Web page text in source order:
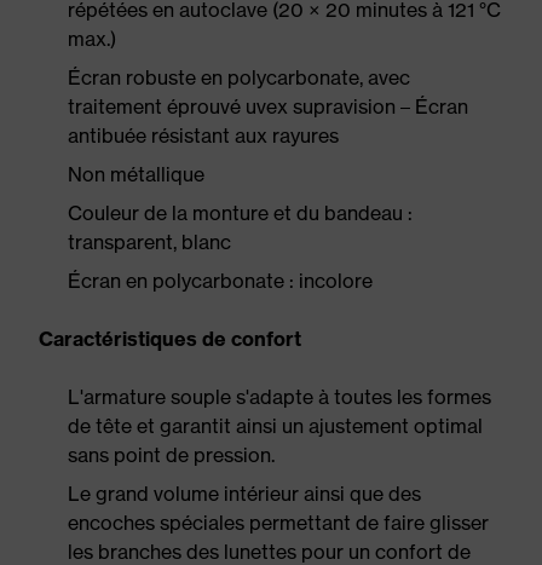
répétées en autoclave (20 × 20 minutes à 121 °C
max.)
Écran robuste en polycarbonate, avec
traitement éprouvé uvex supravision – Écran
antibuée résistant aux rayures
Non métallique
Couleur de la monture et du bandeau :
transparent, blanc
Écran en polycarbonate : incolore
Caractéristiques de confort
L'armature souple s'adapte à toutes les formes
de tête et garantit ainsi un ajustement optimal
sans point de pression.
Le grand volume intérieur ainsi que des
encoches spéciales permettant de faire glisser
les branches des lunettes pour un confort de